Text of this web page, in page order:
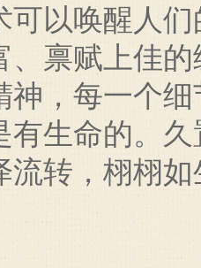
可以唤醒人
、禀赋上佳
神，每一个
有生命的。
流转，栩栩